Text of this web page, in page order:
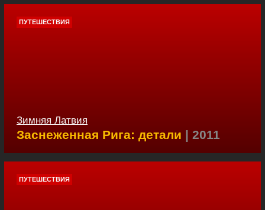
ПУТЕШЕСТВИЯ
Зимняя Латвия
Заснеженная Рига: детали | 2011
ПУТЕШЕСТВИЯ